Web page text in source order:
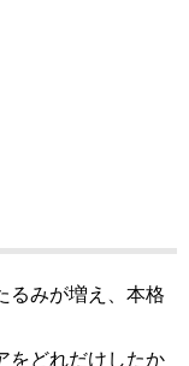
るみが増え、本格
をどれだけしたか